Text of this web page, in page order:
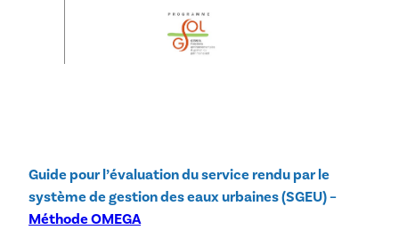
Guide pour l’évaluation du service rendu par le
système de gestion des eaux urbaines (SGEU) –
Méthode OMEGA